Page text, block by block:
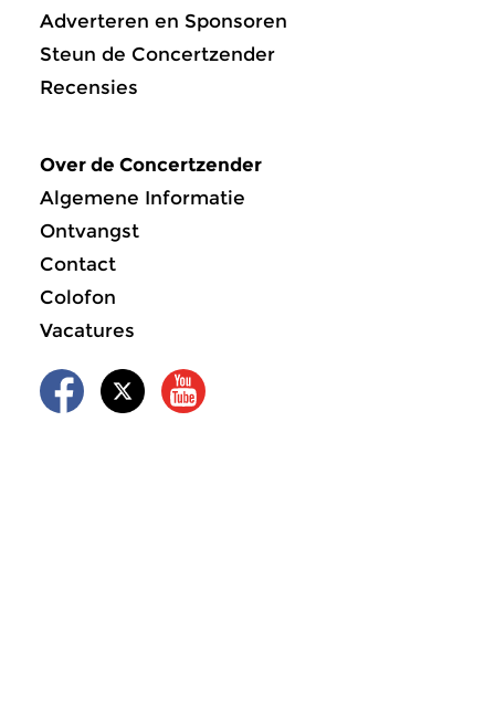
Adverteren en Sponsoren
Steun de Concertzender
Recensies
Over de Concertzender
Algemene Informatie
Ontvangst
Contact
Colofon
Vacatures